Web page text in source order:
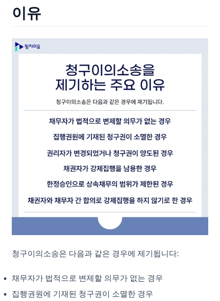
이유
청구이의소송은 다음과 같은 경우에 제기됩니다:
채무자가 법적으로 변제할 의무가 없는 경우
집행권원에 기재된 청구권이 소멸한 경우